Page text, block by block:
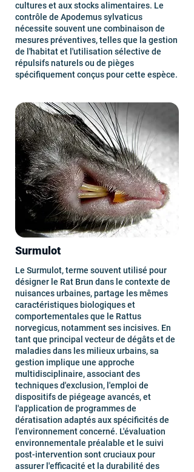
cultures et aux stocks alimentaires. Le
contrôle de Apodemus sylvaticus
nécessite souvent une combinaison de
mesures préventives, telles que la gestion
de l'habitat et l'utilisation sélective de
répulsifs naturels ou de pièges
spécifiquement conçus pour cette espèce.
Surmulot
Le Surmulot, terme souvent utilisé pour
désigner le Rat Brun dans le contexte de
nuisances urbaines, partage les mêmes
caractéristiques biologiques et
comportementales que le Rattus
norvegicus, notamment ses incisives. En
tant que principal vecteur de dégâts et de
maladies dans les milieux urbains, sa
gestion implique une approche
multidisciplinaire, associant des
techniques d'exclusion, l'emploi de
dispositifs de piégeage avancés, et
l'application de programmes de
dératisation adaptés aux spécificités de
l'environnement concerné. L'évaluation
environnementale préalable et le suivi
post-intervention sont cruciaux pour
assurer l'efficacité et la durabilité des